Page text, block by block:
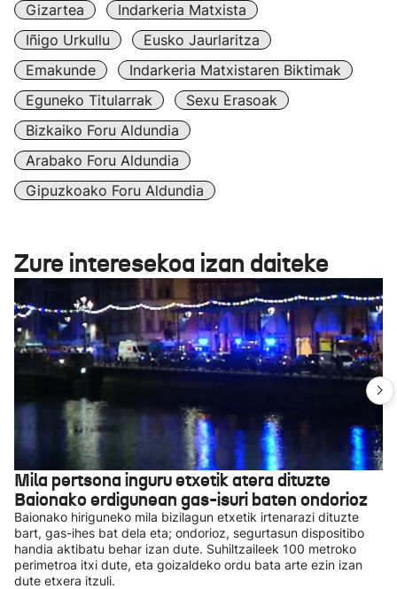
Gizartea
Indarkeria Matxista
Iñigo Urkullu
Eusko Jaurlaritza
Emakunde
Indarkeria Matxistaren Biktimak
Eguneko Titularrak
Sexu Erasoak
Bizkaiko Foru Aldundia
Arabako Foru Aldundia
Gipuzkoako Foru Aldundia
Zure interesekoa izan daiteke
Mila pertsona inguru etxetik atera dituzte
Baionako erdigunean gas-isuri baten ondorioz
Baionako hiriguneko mila bizilagun etxetik irtenarazi dituzte
bart, gas-ihes bat dela eta; ondorioz, segurtasun dispositibo
handia aktibatu behar izan dute. Suhiltzaileek 100 metroko
perimetroa itxi dute, eta goizaldeko ordu bata arte ezin izan
dute etxera itzuli.